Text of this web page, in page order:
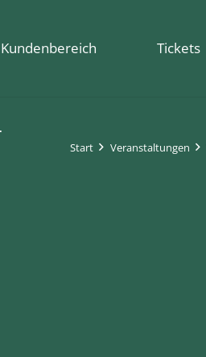
Kundenbereich Tickets
Start Veranstaltungen